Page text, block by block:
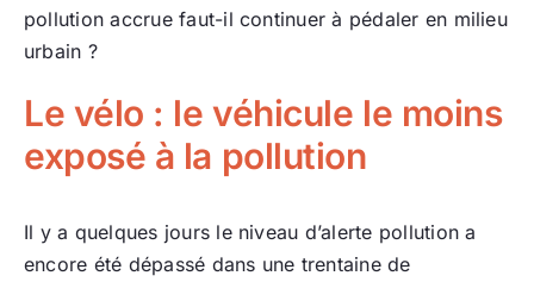
pollution accrue faut-il continuer à pédaler en milieu
urbain ?
Le vélo : le véhicule le moins
exposé à la pollution
Il y a quelques jours le niveau d’alerte pollution a
encore été dépassé dans une trentaine de